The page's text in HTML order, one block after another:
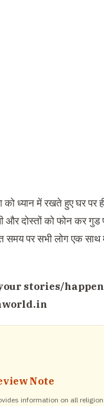
ध्यान में रखते हुए घर पर
दोस्तों को फोन कर गुड
समय पर सभी लोग एक साथ
stories/
Note
information on all